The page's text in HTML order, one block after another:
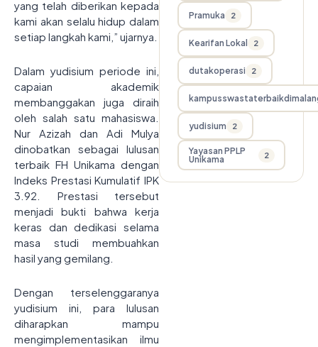
yang telah diberikan kepada
kami akan selalu hidup dalam
setiap langkah kami,” ujarnya.
Dalam yudisium periode ini,
capaian akademik
membanggakan juga diraih
oleh salah satu mahasiswa.
Nur Azizah dan Adi Mulya
dinobatkan sebagai lulusan
terbaik FH Unikama dengan
Indeks Prestasi Kumulatif IPK
3.92. Prestasi tersebut
menjadi bukti bahwa kerja
keras dan dedikasi selama
masa studi membuahkan
hasil yang gemilang.
Dengan terselenggaranya
yudisium ini, para lulusan
diharapkan mampu
mengimplementasikan ilmu
Pramuka 2
Kearifan Lokal 2
dutakoperasi 2
yudisium 2
Yayasan PPLP
Unikama
2